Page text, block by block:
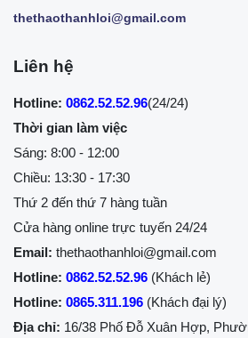
thethaothanhloi@gmail.com
Liên hệ
Hotline: 0862.52.52.96(24/24)
Thời gian làm việc
Sáng: 8:00 - 12:00
Chiều: 13:30 - 17:30
Thứ 2 đến thứ 7 hàng tuần
Cửa hàng online trực tuyến 24/24
Email: thethaothanhloi@gmail.com
Hotline: 0862.52.52.96 (Khách lẻ)
Hotline: 0865.311.196 (Khách đại lý)
Địa chỉ: 16/38 Phố Đỗ Xuân Hợp,